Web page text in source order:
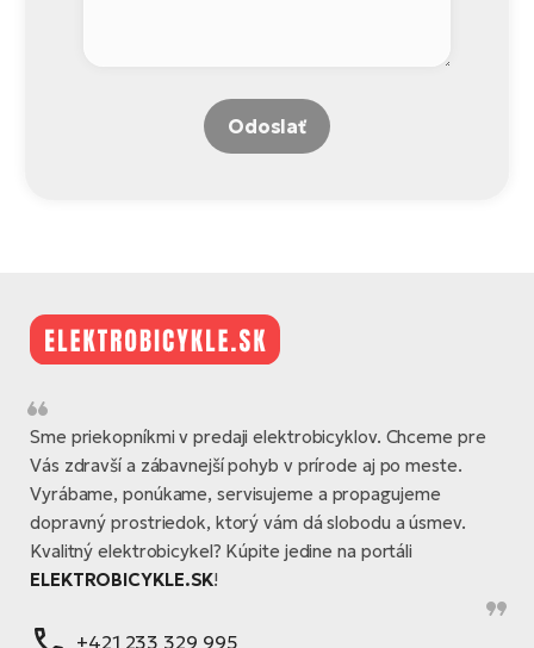
Odoslať
Sme priekopníkmi v predaji elektrobicyklov. Chceme pre
Vás zdravší a zábavnejší pohyb v prírode aj po meste.
Vyrábame, ponúkame, servisujeme a propagujeme
dopravný prostriedok, ktorý vám dá slobodu a úsmev.
Kvalitný elektrobicykel? Kúpite jedine na portáli
ELEKTROBICYKLE.SK!
+421 233 329 995